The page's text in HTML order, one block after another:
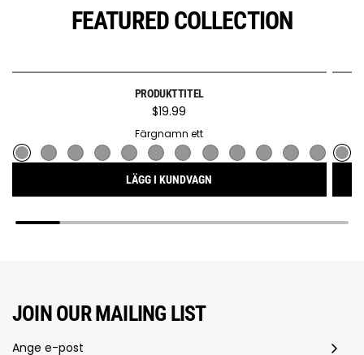
FEATURED COLLECTION
PRODUKTTITEL
$19.99
Färgnamn ett
LÄGG I KUNDVAGN
JOIN OUR MAILING LIST